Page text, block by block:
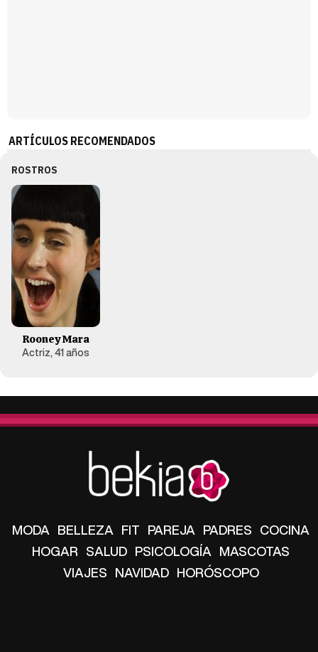
ARTÍCULOS RECOMENDADOS
ROSTROS
Rooney Mara
Actriz, 41 años
MODA BELLEZA FIT PAREJA PADRES COCINA
HOGAR SALUD PSICOLOGÍA MASCOTAS
VIAJES NAVIDAD HORÓSCOPO